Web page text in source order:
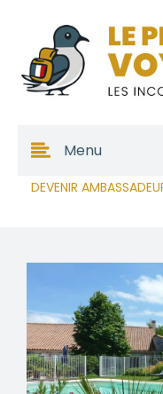
DEVENIR
Menu